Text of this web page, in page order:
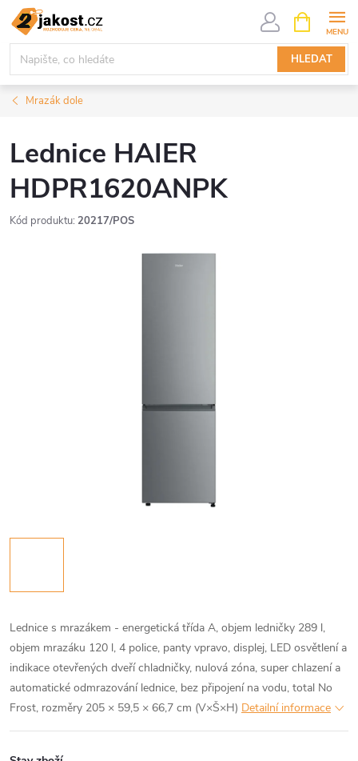
Přejít
obsah
HLEDAT
NÁKUPNÍ
KOŠÍK
Mrazák dole
Lednice HAIER
HDPR1620ANPK
Kód produktu: 20217/POS
Lednice s mrazákem - energetická třída A, objem ledničky 289 l,
objem mrazáku 120 l, 4 police, panty vpravo, displej, LED osvětlení a
indikace otevřených dveří chladničky, nulová zóna, super chlazení a
automatické odmrazování lednice, bez připojení na vodu, total No
Frost, rozměry 205 × 59,5 × 66,7 cm (V×Š×H) Detailní informace